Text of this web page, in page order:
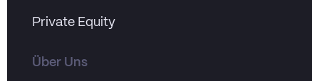
Private Equity
Über Uns